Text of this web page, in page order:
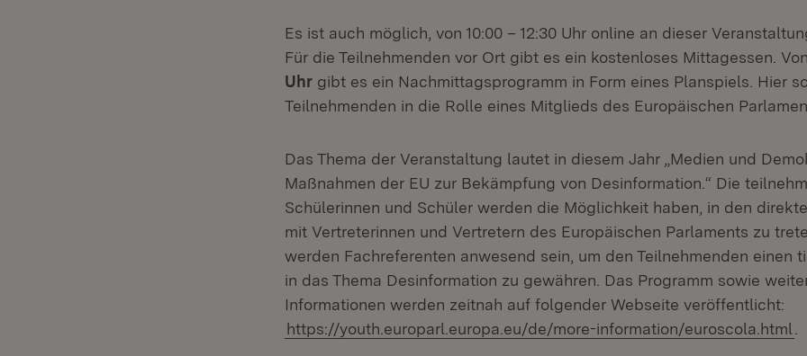
Es ist auch möglich, von 10:00 – 12:30 Uhr online an dieser
Für die Teilnehmenden vor Ort gibt es ein kostenloses Mittagessen. Von
Uhr gibt es ein Nachmittagsprogramm in Form eines Planspiels. Hier
Teilnehmenden in die Rolle eines Mitglieds des Europäischen
Das Thema der Veranstaltung lautet in diesem Jahr „Medien und
Maßnahmen der EU zur Bekämpfung von Desinformation.“ Die
Schülerinnen und Schüler werden die Möglichkeit haben, in den
mit Vertreterinnen und Vertretern des Europäischen Parlaments zu
werden Fachreferenten anwesend sein, um den Teilnehmenden einen
in das Thema Desinformation zu gewähren. Das Programm sowie
Informationen werden zeitnah auf folgender Webseite veröffentlicht:
https://youth.europarl.europa.eu/de/more-information/euroscola.html